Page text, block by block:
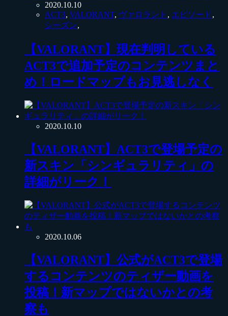
2020.10.10
ACT3, VALORANT, ヴァロラント , エピソード,
シーズン,
【VALORANT】現在判明している
ACT3で追加予定のコンテンツまと
め！ロードマップもお見逃しなく
2020.10.10
【VALORANT】ACT3で登場予定の
新スキン「シンギュラリティ」の
詳細がリーク！
2020.10.06
【VALORANT】公式がACT3で登場
するコンテンツのティザー動画を
投稿！新マップではないかとの考
察も